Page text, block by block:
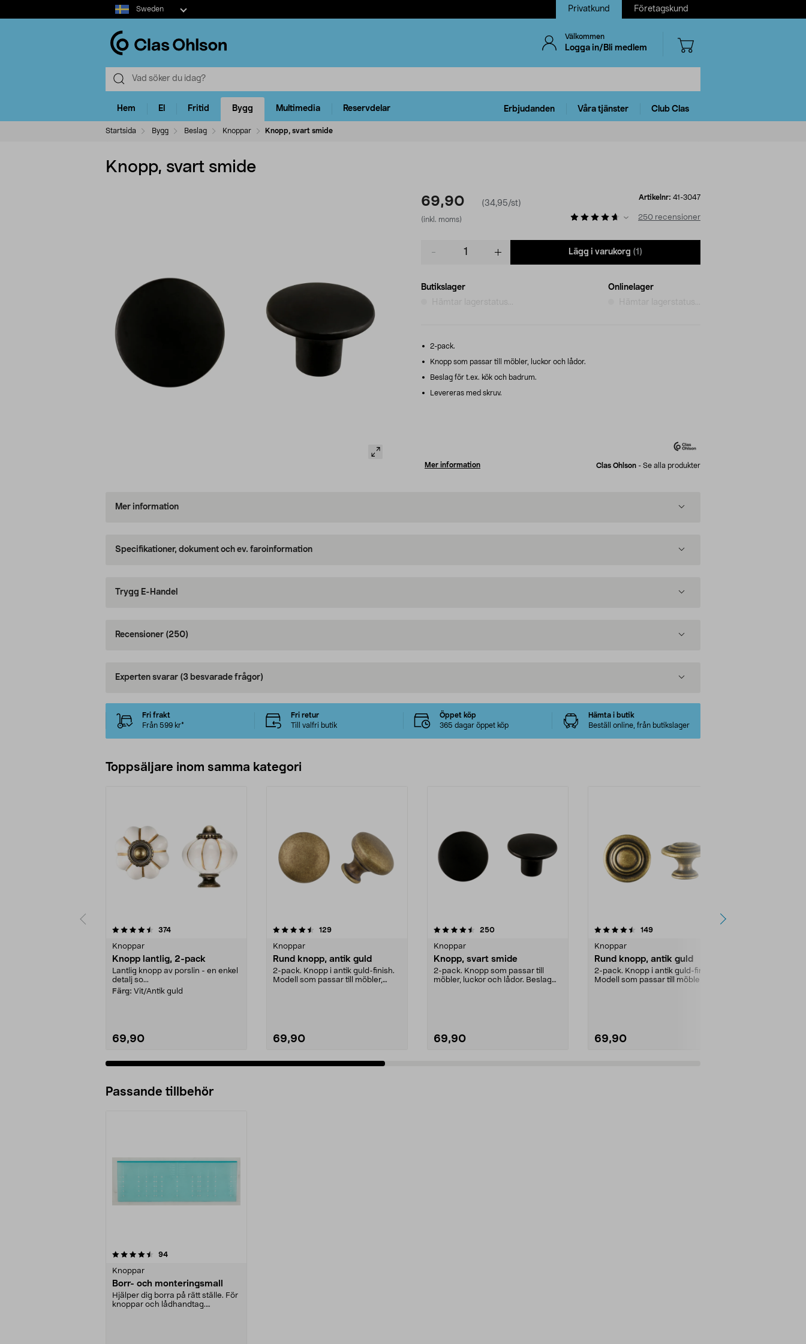
Select
market
Sweden Privatkund Företagskund
Välkommen
Logga in/Bli medlem
Hem El Fritid Bygg Multimedia Reservdelar Erbjudanden Våra tjänster Club Clas
Startsida Bygg Beslag Knoppar Knopp, svart smide
Knopp, svart smide
69,90 (34,95/st)
(inkl. moms)
Artikelnr: 41-3047
250 recensioner
Lägg i varukorg (1)
Butikslager
Hämtar lagerstatus...
Onlinelager
Hämtar lagerstatus...
2-pack.
Knopp som passar till möbler, luckor och lådor.
Beslag för t.ex. kök och badrum.
Levereras med skruv.
Mer information Clas Ohlson - Se alla produkter
Mer information
Specifikationer, dokument och ev. faroinformation
Trygg E-Handel
Recensioner (250)
Experten svarar (3 besvarade frågor)
Fri frakt
Från 599 kr*
Fri retur
Till valfri butik
Öppet köp
365 dagar öppet köp
Hämta i butik
Beställ online, från butikslager
Toppsäljare inom samma kategori
374recensioner
Knoppar
Knopp lantlig, 2-pack
Lantlig knopp av porslin - en enkel
detalj so...
Färg: Vit/Antik guld
69,90
4.5 av 5 stjärnor 129recensioner
Knoppar
Rund knopp, antik guld
2-pack. Knopp i antik guld-finish.
Modell som passar till möbler,
69,90
4.5 av 5 stjärnor 250recensioner
Knoppar
Knopp, svart smide
2-pack. Knopp som passar till
möbler, luckor och lådor. Beslag
69,90
4.5 av 5 stjärnor 149recensioner
Knoppar
Rund knopp, antik guld
2-pack. Knopp i antik guld-finish.
Modell som passar till möbler,
69,90
4.5 av 5 stjärnor
Passande tillbehör
94recensioner
Knoppar
Borr- och monteringsmall
Hjälper dig borra på rätt ställe. För
knoppar och lådhandtag.